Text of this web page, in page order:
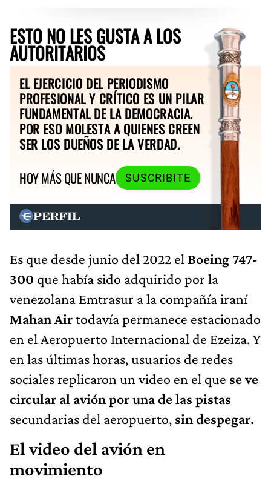
ESTO NO LES GUSTA A LOS
AUTORITARIOS
EL EJERCICIO DEL PERIODISMO
PROFESIONAL Y CRÍTICO ES UN PILAR
FUNDAMENTAL DE LA DEMOCRACIA.
POR ESO MOLESTA A QUIENES CREEN
SER LOS DUEÑOS DE LA VERDAD.
HOY MÁS QUE NUNCA
SUSCRIBITE
Es que desde junio del 2022 el Boeing 747-
300 que había sido adquirido por la
venezolana Emtrasur a la compañía iraní
Mahan Airtodavía permanece estacionado
en el Aeropuerto Internacional de Ezeiza. Y
en las últimas horas, usuarios de redes
sociales replicaron un video en el que se ve
circular al avión por una de las pistas
secundarias del aeropuerto, sin despegar.
El video del avión en
movimiento